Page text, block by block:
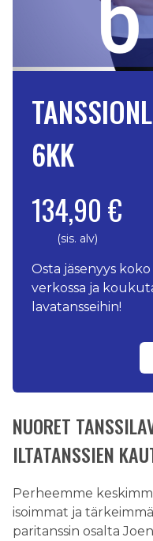
6KK
134,90 €
(sis. alv)
Osta jäsenyys
verkossa ja
lavatansseihin!
NUORET
ILTATANSSIEN
Perheemme
isoimmat ja
paritanssin osalta